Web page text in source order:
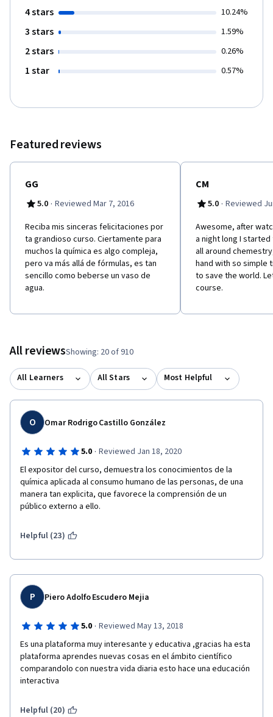
4 stars 10.24%
3 stars 1.59%
2 stars 0.26%
1 star 0.57%
Featured reviews
GG
5.0 · Reviewed Mar 7, 2016
Reciba mis sinceras felicitaciones por
ta grandioso curso. Ciertamente para
muchos la química es algo compleja,
pero va más allá de fórmulas, es tan
sencillo como beberse un vaso de
agua.
CM
5.0 · Reviewed
Awesome, after
a night long I
all around
hand with so simple
to save the world.
course.
All reviewsShowing: 20 of 910
All Learners All Stars Most Helpful
O Omar Rodrigo Castillo González
5.0 · Reviewed Jan 18, 2020
El expositor del curso, demuestra los conocimientos de la
química aplicada al consumo humano de las personas, de una
manera tan explicita, que favorece la comprensión de un
público externo a ello.
Helpful (23)
P Piero Adolfo Escudero Mejia
5.0 · Reviewed May 13, 2018
Es una plataforma muy interesante y educativa ,gracias ha esta
plataforma aprendes nuevas cosas en el ámbito científico
comparandolo con nuestra vida diaria esto hace una educación
interactiva
Helpful (20)